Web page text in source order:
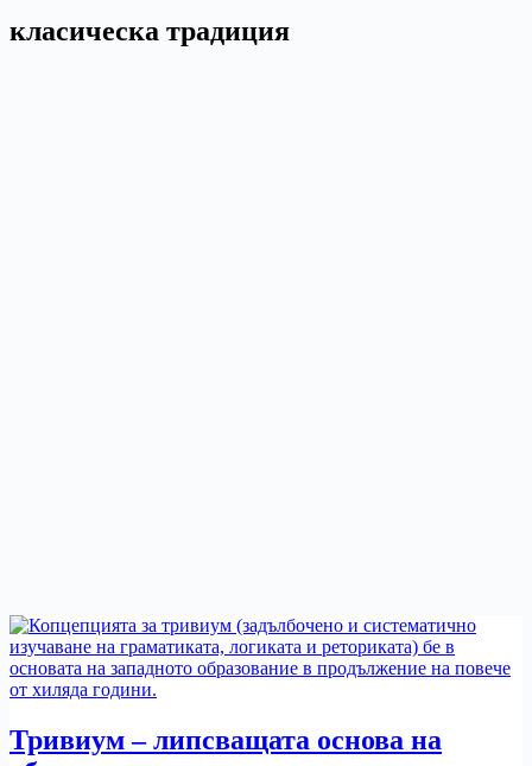
класическа традиция
Тривиум – липсващата основа на